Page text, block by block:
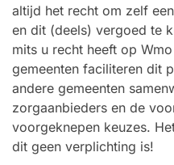
altijd het recht om zelf
en dit (deels) vergoed te
mits u recht heeft op
gemeenten faciliteren dit
andere gemeenten
zorgaanbieders en de
voorgeknepen keuzes.
dit geen verplichting is!